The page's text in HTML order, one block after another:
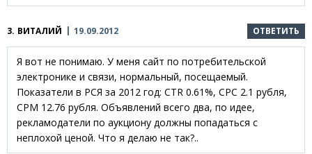
3. ВИТАЛИЙ 19.09.2012 ОТВЕТИТЬ
Я вот не понимаю. У меня сайт по потребительской
электронике и связи, нормальный, посещаемый.
Показатели в РСЯ за 2012 год: CTR 0.61%, CPC 2.1 рубля,
CPM 12.76 рубля. Объявлений всего два, по идее,
рекламодатели по аукциону должны попадаться с
неплохой ценой. Что я делаю не так?..